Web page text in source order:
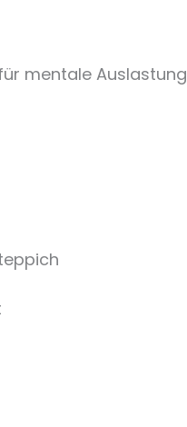
mentale Auslastung